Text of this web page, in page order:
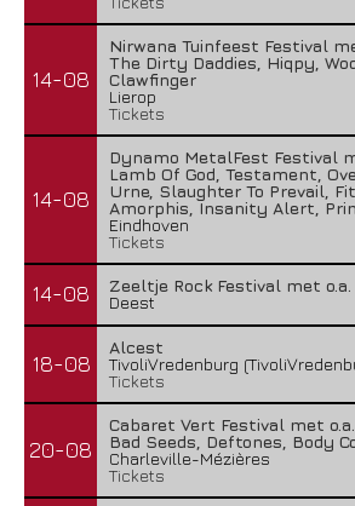
14-08
Nirwana Tuinfeest Festival
The Dirty Daddies, Hiqpy,
Clawfinger
Lierop
Tickets
14-08
Dynamo MetalFest Festival
Lamb Of God, Testament,
Urne, Slaughter To Prevail,
Amorphis, Insanity Alert,
Eindhoven
Tickets
14-08
Zeeltje Rock Festival met
Deest
18-08
Alcest
TivoliVredenburg
Tickets
20-08
Cabaret Vert Festival met
Bad Seeds, Deftones, Body
Charleville-Mézières
Tickets